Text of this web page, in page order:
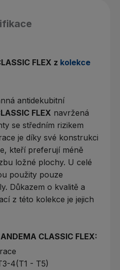
FLEX z kolekce
antidekubitní
FLEX navržená
se středním rizikem
je díky své konstrukci
kteří preferují méně
ložné plochy. U celé
použity pouze
Důkazem o kvalitě a
z této kolekce je jejich
CLASSIC FLEX:
4(T1 - T5)